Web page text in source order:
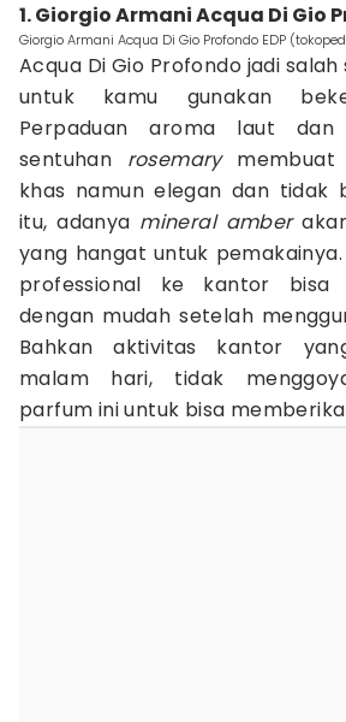
1. Giorgio Armani Acqua Di Gio
Giorgio Armani Acqua Di Gio Profondo EDP
Acqua Di Gio Profondo jadi
untuk kamu gunakan
Perpaduan aroma laut dan
sentuhan rosemarymembuat
khas namun elegan dan tidak
itu, adanya mineral amber
yang hangat untuk
professional ke kantor bisa
dengan mudah setelah
Bahkan aktivitas kantor
malam hari, tidak
parfum ini untuk bisa